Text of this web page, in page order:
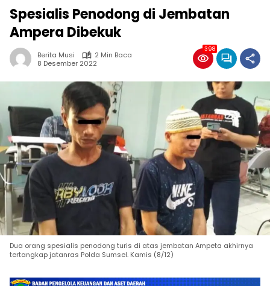
Spesialis Penodong di Jembatan
Ampera Dibekuk
Berita Musi
2 Min Baca
8 Desember 2022
398
Dua orang spesialis penodong turis di atas jembatan Ampeta akhirnya
tertangkap jatanras Polda Sumsel. Kamis (8/12)